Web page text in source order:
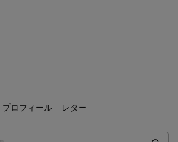
プロフィール レター